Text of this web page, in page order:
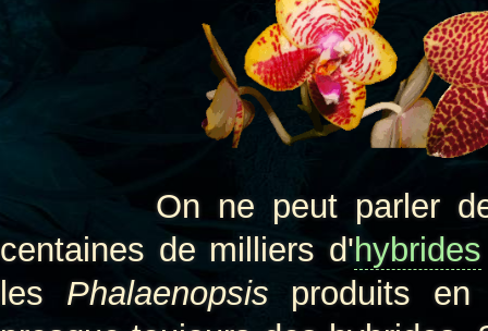
On ne peut parler
centaines de milliers d'hybrides
les Phalaenopsis produits